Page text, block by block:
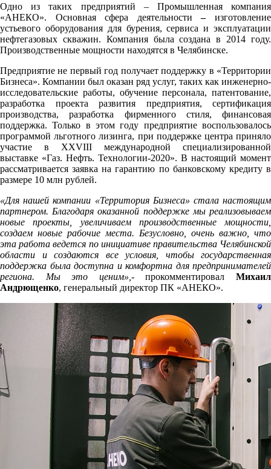
Одно из таких предприятий – Промышленная компания
«АНЕКО». Основная сфера деятельности–изготовление
устьевого оборудования для бурения, сервиса и эксплуатации
нефтегазовых скважин. Компания была создана в 2014 году.
Производственные мощности находятся в Челябинске.
Предприятие не первый год получает поддержку в «Территории
Бизнеса». Компании был оказан ряд услуг, таких как инженерно-
исследовательские работы, обучение персонала, патентование,
разработка проекта развития предприятия, сертификация
производства, разработка фирменного стиля, финансовая
поддержка. Только в этом году предприятие воспользовалось
программой льготного лизинга, при поддержке центра приняло
участие в XXVIII международной специализированной
выставке «Газ. Нефть. Технологии-2020». В настоящий момент
рассматривается заявка на гарантию по банковскому кредиту в
размере 10 млн рублей.
«Для нашей компании «Территория Бизнеса» стала настоящим
партнером. Благодаря оказанной поддержке мы реализовываем
новые проекты, увеличиваем производственные мощности,
создаем новые рабочие места. Безусловно, очень важно, что
эта работа ведется по инициативе правительства Челябинской
области и создаются все условия, чтобы государственная
поддержка была доступна и комфортна для предпринимателей
региона. Мы это ценим», - прокомментировалМихаил
Андрющенко, генеральный директор ПК «АНЕКО».